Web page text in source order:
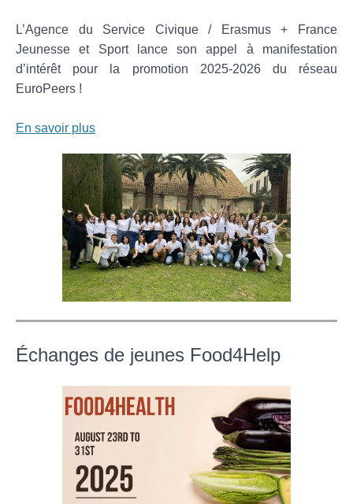
L’Agence du Service Civique / Erasmus + France
Jeunesse et Sport lance son appel à manifestation
d’intérêt pour la promotion 2025-2026 du réseau
EuroPeers !
En savoir plus
Échanges de jeunes Food4Help